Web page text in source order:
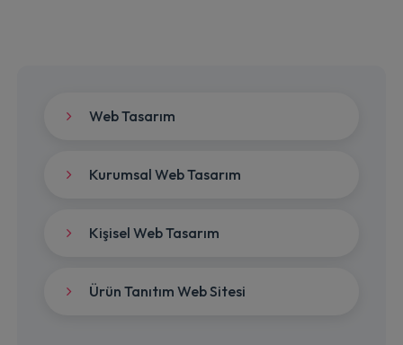
Web Tasarım
Kurumsal Web Tasarım
Kişisel Web Tasarım
Ürün Tanıtım Web Sitesi